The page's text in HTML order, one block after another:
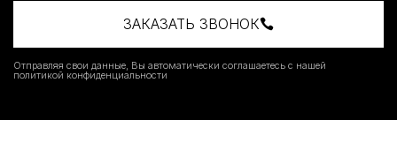
ЗАКАЗАТЬ ЗВОНОК
Отправляя свои данные, Вы автоматически соглашаетесь с нашей
политикой конфиденциальности